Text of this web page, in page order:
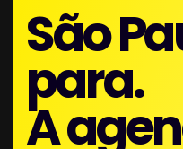
São
para.
A